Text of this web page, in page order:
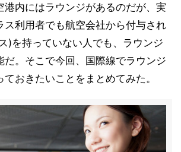
港内にはラウンジがあるのだが、実
ス利用者でも航空会社から付与され
)を持っていない人でも、ラウンジ
だ。そこで今回、国際線でラウンジ
おきたいことをまとめてみた。